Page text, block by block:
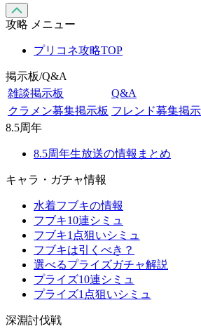
攻略 メニュー
プリコネ攻略TOP
掲示板/Q&A
雑談掲示板
Q&A
クラメン募集掲示板 フレンド募集掲
8.5周年
8.5周年生放送の情報まとめ
キャラ・ガチャ情報
水着フブキの情報
フブキ10連シミュ
フブキ1点狙いシミュ
フブキは引くべき？
選べるプライズガチャ解説
プライズ10連シミュ
プライズ1点狙いシミュ
深淵討伐戦